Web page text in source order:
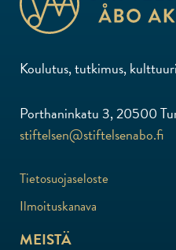
Koulutus, tutkimus,
Porthaninkatu 3, 20500
stiftelsen@stiftelsenabo.fi
Tietosuojaseloste
Ilmoituskanava
MEISTÄ